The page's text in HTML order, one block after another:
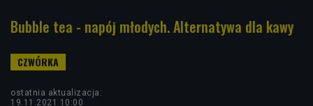
Bubble tea - napój młodych. Alternatywa dla kawy
ostatnia aktualizacja:
19.11.2021 10:00